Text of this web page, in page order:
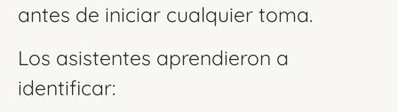
antes de iniciar cualquier toma.
Los asistentes aprendieron a
identificar: